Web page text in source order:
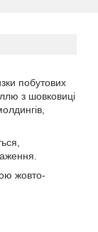
побутових
з шовковиці
жовто-